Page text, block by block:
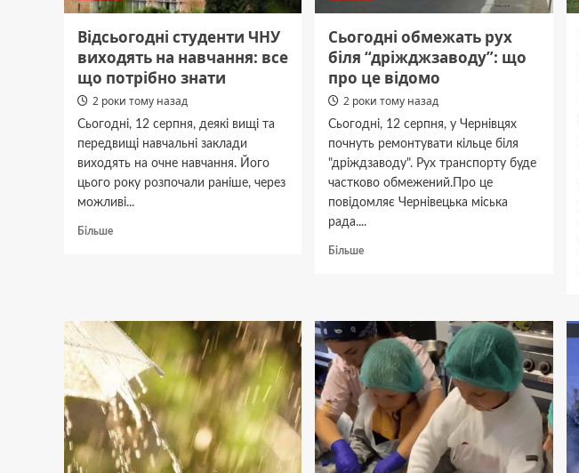
Відсьогодні студенти ЧНУ
виходять на навчання: все
що потрібно знати
2 роки тому назад
Сьогодні, 12 серпня, деякі вищі та
передвищі навчальні заклади
виходять на очне навчання. Його
цього року розпочали раніше, через
можливі...
БільшеДокладніше
на
навчання:
все
що
потрібно
знати
Сьогодні обмежать рух
біля “дріжджзаводу”: що
про це відомо
2 роки тому назад
Сьогодні, 12 серпня, у Чернівцях
почнуть ремонтувати кільце біля
"дріждзаводу". Рух транспорту буде
частково обмежений.Про це
повідомляє Чернівецька міська
рада....
БільшеДокладніше
біля
“дріжджзаводу”:
що
про
це
відомо